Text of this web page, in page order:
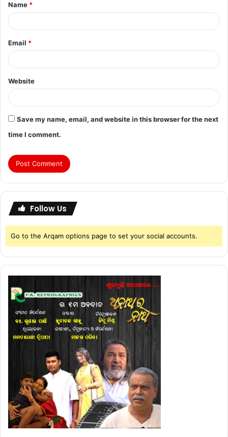
Name *
Email *
Website
Save my name, email, and website in this browser for the next
time I comment.
Follow Us
Go to the Arqam options page to set your social accounts.